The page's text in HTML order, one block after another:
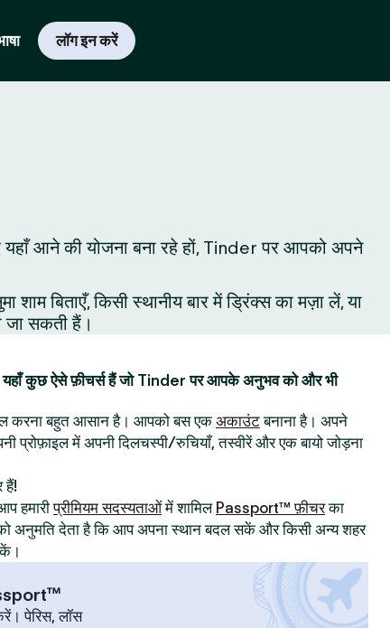
लॉग इन करें
आने की योजना बना रहे हों, Tinder पर आपको अपने
बिताएँ, किसी स्थानीय बार में ड्रिंक्स का मज़ा लें, या
जा सकती हैं।
कुछ ऐसे फ़ीचर्स हैं जो Tinder पर आपके अनुभव को और भी
करना बहुत आसान है। आपको बस एकअकाउंटबनाना है। अपने
प्रोफ़ाइल में अपनी दिलचस्पी/रुचियाँ, तस्वीरें और एक बायो जोड़ना
हैं!
हमारीप्रीमियम सदस्यताओंमें शामिल Passport™ फ़ीचरका
अनुमति देता है कि आप अपना स्थान बदल सकें और किसी अन्य शहर
पेरिस, लॉस